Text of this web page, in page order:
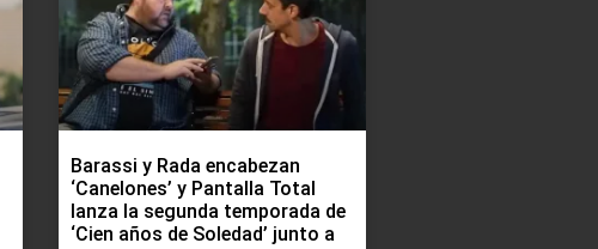
Barassi y Rada encabezan
‘Canelones’ y Pantalla Total
lanza la segunda temporada de
‘Cien años de Soledad’ junto a